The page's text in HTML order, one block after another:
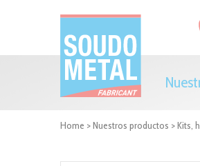
Home >Nuestros productos >Kits,